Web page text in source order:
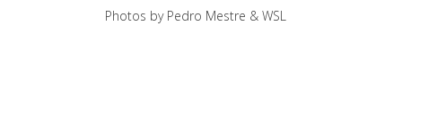
Photos by Pedro Mestre & WSL